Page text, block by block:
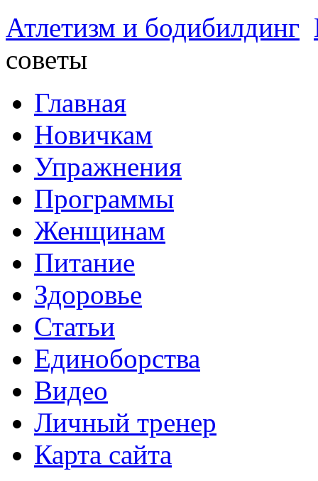
Атлетизм и бодибилдинг
советы
Главная
Новичкам
Упражнения
Программы
Женщинам
Питание
Здоровье
Статьи
Единоборства
Видео
Личный тренер
Карта сайта